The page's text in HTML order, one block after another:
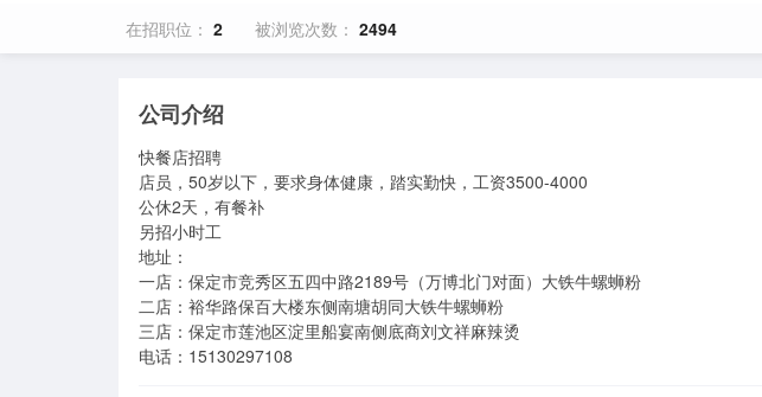
在招职位： 2 被浏览次数： 2494
公司介绍
快餐店招聘
店员，50岁以下，要求身体健康，踏实勤快，工资3500-4000
公休2天，有餐补
另招小时工
地址：
一店：保定市竞秀区五四中路2189号（万博北门对面）大铁牛螺蛳粉
二店：裕华路保百大楼东侧南塘胡同大铁牛螺蛳粉
三店：保定市莲池区淀里船宴南侧底商刘文祥麻辣烫
电话：15130297108